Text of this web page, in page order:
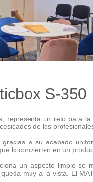
S-350
representa un reto para
de los
a su acabado
lo convierten en un
un aspecto limpio se
muy a la vista. El